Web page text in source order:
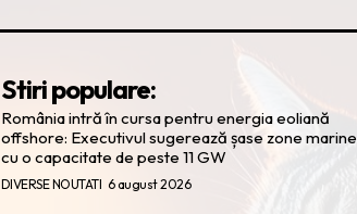
Stiri populare:
România intră în cursa pentru energia eoliană
offshore: Executivul sugerează șase zone marine
cu o capacitate de peste 11 GW
DIVERSE NOUTATI 6 august 2026